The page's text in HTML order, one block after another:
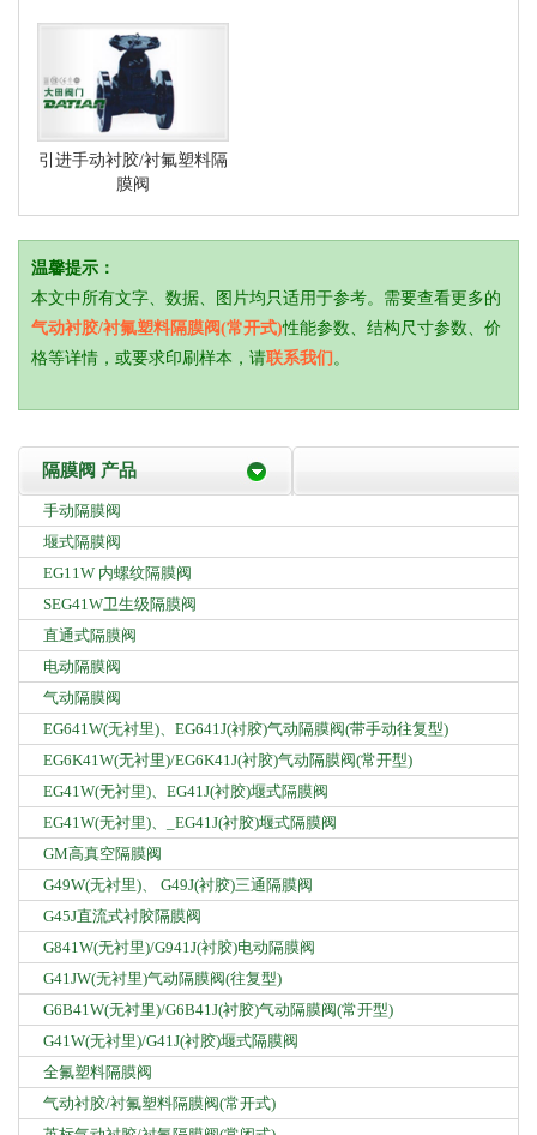
引进手动衬胶/衬氟塑料隔
膜阀
温馨提示：
本文中所有文字、数据、图片均只适用于参考。需要查看更多的
气动衬胶/衬氟塑料隔膜阀(常开式)性能参数、结构尺寸参数、价
格等详情，或要求印刷样本，请联系我们 。
隔膜阀 产品
手动隔膜阀
堰式隔膜阀
EG11W 内螺纹隔膜阀
SEG41W卫生级隔膜阀
直通式隔膜阀
电动隔膜阀
气动隔膜阀
EG641W(无衬里)、EG641J(衬胶)气动隔膜阀(带手动往复型)
EG6K41W(无衬里)/EG6K41J(衬胶)气动隔膜阀(常开型)
EG41W(无衬里)、EG41J(衬胶)堰式隔膜阀
EG41W(无衬里)、_EG41J(衬胶)堰式隔膜阀
GM高真空隔膜阀
G49W(无衬里)、 G49J(衬胶)三通隔膜阀
G45J直流式衬胶隔膜阀
G841W(无衬里)/G941J(衬胶)电动隔膜阀
G41JW(无衬里)气动隔膜阀(往复型)
G6B41W(无衬里)/G6B41J(衬胶)气动隔膜阀(常开型)
G41W(无衬里)/G41J(衬胶)堰式隔膜阀
全氟塑料隔膜阀
气动衬胶/衬氟塑料隔膜阀(常开式)